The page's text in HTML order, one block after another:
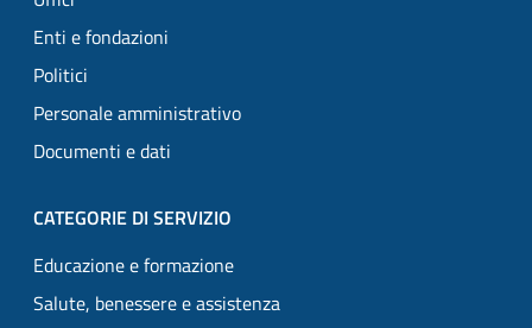
Enti e fondazioni
Politici
Personale amministrativo
Documenti e dati
CATEGORIE DI SERVIZIO
Educazione e formazione
Salute, benessere e assistenza